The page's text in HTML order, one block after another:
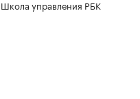
Школа управления РБК